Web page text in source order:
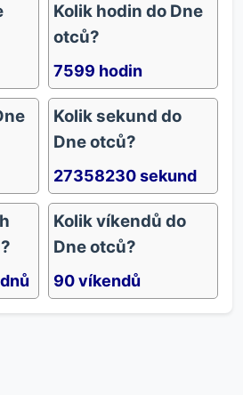
Kolik hodin do Dne
otců?
7599 hodin
Kolik sekund do
Dne otců?
27358230 sekund
Kolik víkendů do
Dne otců?
90 víkendů